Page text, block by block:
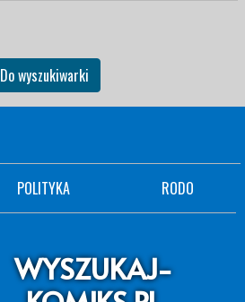
Do wyszukiwarki
POLITYKA RODO
WYSZUKAJ-